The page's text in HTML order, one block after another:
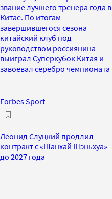
звание лучшего тренера года в
Китае. По итогам
завершившегося сезона
китайский клуб под
руководством россиянина
выиграл Суперкубок Китая и
завоевал серебро чемпионата
Forbes Sport
Леонид Слуцкий продлил
контракт с «Шанхай Шэньхуа»
до 2027 года